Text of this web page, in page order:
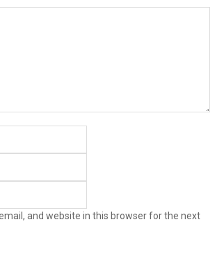
and website in this browser for the next